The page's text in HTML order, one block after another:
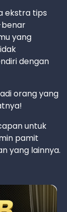
ekstra tips
benar
yang
dengan
orang yang
untuk
pamit
yang lainnya.